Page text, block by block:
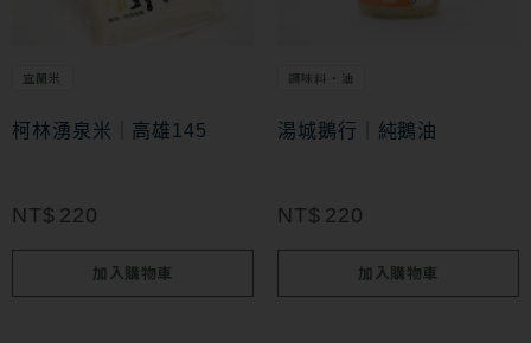
宜蘭米
柯林湧泉米｜高雄145
NT$ 220
加入購物車
調味料・油
湯城鵝行｜純鵝油
NT$ 220
加入購物車